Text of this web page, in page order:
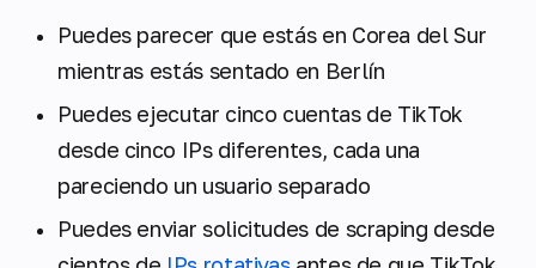
Puedes parecer que estás en Corea del Sur
mientras estás sentado en Berlín
Puedes ejecutar cinco cuentas de TikTok
desde cinco IPs diferentes, cada una
pareciendo un usuario separado
Puedes enviar solicitudes de scraping desde